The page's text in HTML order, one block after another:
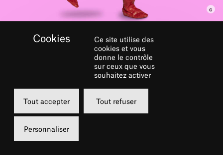
Ce site utilise des
cookies et vous
donne le contrôle
sur ceux que vous
souhaitez activer
Tout accepter Tout refuser
Personnaliser